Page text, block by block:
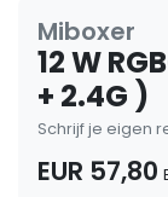
Miboxer
12 W
+ 2.4G )
Schrijf je eigen
EUR 57,80